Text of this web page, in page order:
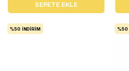
SEPETE EKLE
%50 İNDIRIM %50